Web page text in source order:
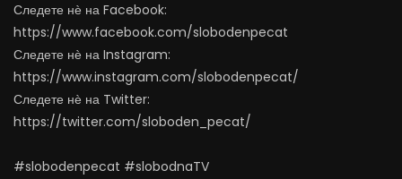
Следете нѐ на Facebook:
https://www.facebook.com/slobodenpecat
Следете нѐ на Instagram:
https://www.instagram.com/slobodenpecat/
Следете нѐ на Twitter:
https://twitter.com/sloboden_pecat/
#slobodenpecat #slobodnaTV